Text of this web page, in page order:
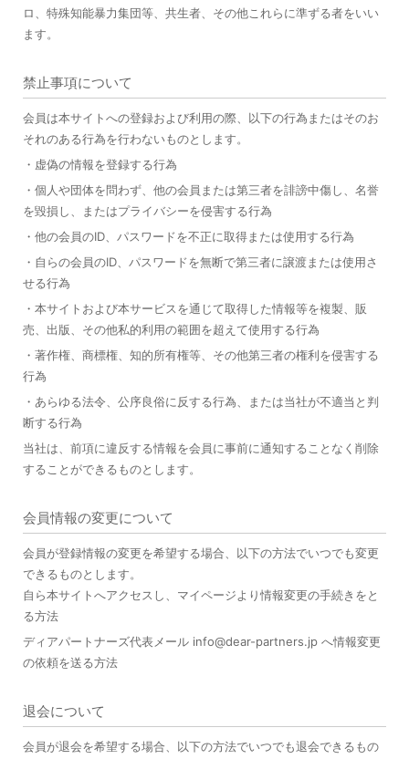
ロ、特殊知能暴力集団等、共生者、その他これらに準ずる者をいい
ます。
禁止事項について
会員は本サイトへの登録および利用の際、以下の行為またはそのお
それのある行為を行わないものとします。
・虚偽の情報を登録する行為
・個人や団体を問わず、他の会員または第三者を誹謗中傷し、名誉
を毀損し、またはプライバシーを侵害する行為
・他の会員のID、パスワードを不正に取得または使用する行為
・自らの会員のID、パスワードを無断で第三者に譲渡または使用さ
せる行為
・本サイトおよび本サービスを通じて取得した情報等を複製、販
売、出版、その他私的利用の範囲を超えて使用する行為
・著作権、商標権、知的所有権等、その他第三者の権利を侵害する
行為
・あらゆる法令、公序良俗に反する行為、または当社が不適当と判
断する行為
当社は、前項に違反する情報を会員に事前に通知することなく削除
することができるものとします。
会員情報の変更について
会員が登録情報の変更を希望する場合、以下の方法でいつでも変更
できるものとします。
自ら本サイトへアクセスし、マイページより情報変更の手続きをと
る方法
ディアパートナーズ代表メール info@dear-partners.jp へ情報変更
の依頼を送る方法
退会について
会員が退会を希望する場合、以下の方法でいつでも退会できるもの